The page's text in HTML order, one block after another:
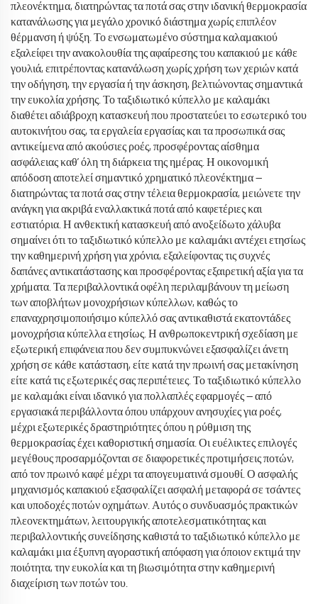
πλεονέκτημα, διατηρώντας τα ποτά σας στην ιδανική θερμοκρασία
κατανάλωσης για μεγάλο χρονικό διάστημα χωρίς επιπλέον
θέρμανση ή ψύξη. Το ενσωματωμένο σύστημα καλαμακιού
εξαλείφει την ανακολουθία της αφαίρεσης του καπακιού με κάθε
γουλιά, επιτρέποντας κατανάλωση χωρίς χρήση των χεριών κατά
την οδήγηση, την εργασία ή την άσκηση, βελτιώνοντας σημαντικά
την ευκολία χρήσης. Το ταξιδιωτικό κύπελλο με καλαμάκι
διαθέτει αδιάβροχη κατασκευή που προστατεύει το εσωτερικό του
αυτοκινήτου σας, τα εργαλεία εργασίας και τα προσωπικά σας
αντικείμενα από ακούσιες ροές, προσφέροντας αίσθημα
ασφάλειας καθ’ όλη τη διάρκεια της ημέρας. Η οικονομική
απόδοση αποτελεί σημαντικό χρηματικό πλεονέκτημα —
διατηρώντας τα ποτά σας στην τέλεια θερμοκρασία, μειώνετε την
ανάγκη για ακριβά εναλλακτικά ποτά από καφετέριες και
εστιατόρια. Η ανθεκτική κατασκευή από ανοξείδωτο χάλυβα
σημαίνει ότι το ταξιδιωτικό κύπελλο με καλαμάκι αντέχει ετησίως
την καθημερινή χρήση για χρόνια, εξαλείφοντας τις συχνές
δαπάνες αντικατάστασης και προσφέροντας εξαιρετική αξία για τα
χρήματα. Τα περιβαλλοντικά οφέλη περιλαμβάνουν τη μείωση
των αποβλήτων μονοχρήσιων κύπελλων, καθώς το
επαναχρησιμοποιήσιμο κύπελλό σας αντικαθιστά εκατοντάδες
μονοχρήσια κύπελλα ετησίως. Η ανθρωποκεντρική σχεδίαση με
εξωτερική επιφάνεια που δεν συμπυκνώνει εξασφαλίζει άνετη
χρήση σε κάθε κατάσταση, είτε κατά την πρωινή σας μετακίνηση
είτε κατά τις εξωτερικές σας περιπέτειες. Το ταξιδιωτικό κύπελλο
με καλαμάκι είναι ιδανικό για πολλαπλές εφαρμογές — από
εργασιακά περιβάλλοντα όπου υπάρχουν ανησυχίες για ροές,
μέχρι εξωτερικές δραστηριότητες όπου η ρύθμιση της
θερμοκρασίας έχει καθοριστική σημασία. Οι ευέλικτες επιλογές
μεγέθους προσαρμόζονται σε διαφορετικές προτιμήσεις ποτών,
από τον πρωινό καφέ μέχρι τα απογευματινά σμουθί. Ο ασφαλής
μηχανισμός καπακιού εξασφαλίζει ασφαλή μεταφορά σε τσάντες
και υποδοχές ποτών οχημάτων. Αυτός ο συνδυασμός πρακτικών
πλεονεκτημάτων, λειτουργικής αποτελεσματικότητας και
περιβαλλοντικής συνείδησης καθιστά το ταξιδιωτικό κύπελλο με
καλαμάκι μια έξυπνη αγοραστική απόφαση για όποιον εκτιμά την
ποιότητα, την ευκολία και τη βιωσιμότητα στην καθημερινή
διαχείριση των ποτών του.